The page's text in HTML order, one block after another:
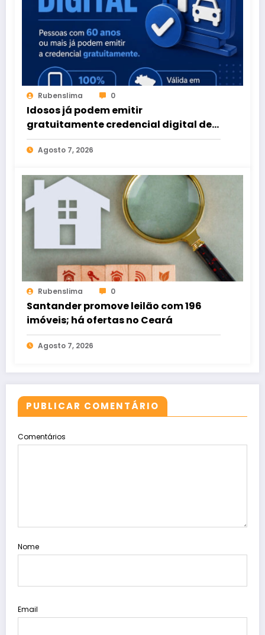
Rubenslima 0
Idosos já podem emitir
gratuitamente credencial digital de
estacionamento
Agosto 7, 2026
Rubenslima 0
Santander promove leilão com 196
imóveis; há ofertas no Ceará
Agosto 7, 2026
PUBLICAR COMENTÁRIO
Comentários
Nome
Email